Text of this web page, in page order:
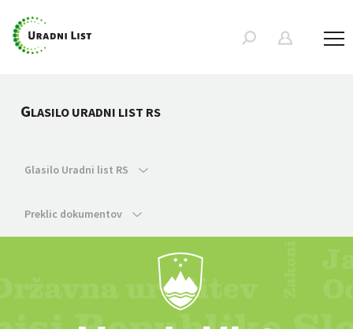
GLASILO URADNI LIST RS
Glasilo Uradni list RS
Preklic dokumentov